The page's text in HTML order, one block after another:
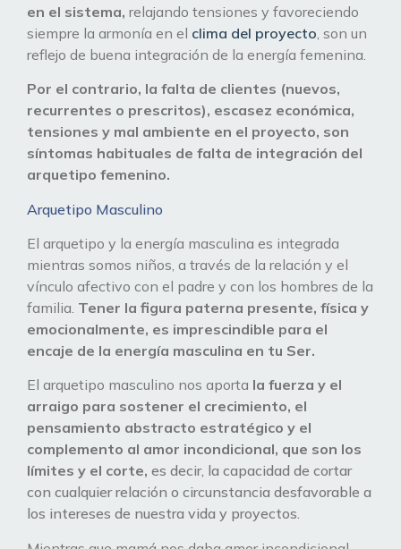
en el sistema, relajando tensiones y favoreciendo
siempre la armonía en el clima del proyecto , son un
reflejo de buena integración de la energía femenina.
Por el contrario, la falta de clientes (nuevos,
recurrentes o prescritos), escasez económica,
tensiones y mal ambiente en el proyecto, son
síntomas habituales de falta de integración del
arquetipo femenino.
Arquetipo Masculino
El arquetipo y la energía masculina es integrada
mientras somos niños, a través de la relación y el
vínculo afectivo con el padre y con los hombres de la
familia. Tener la figura paterna presente, física y
emocionalmente, es imprescindible para el
encaje de la energía masculina en tu Ser.
El arquetipo masculino nos aporta la fuerza y el
arraigo para sostener el crecimiento, el
pensamiento abstracto estratégico y el
complemento al amor incondicional, que son los
límites y el corte, es decir, la capacidad de cortar
con cualquier relación o circunstancia desfavorable a
los intereses de nuestra vida y proyectos.